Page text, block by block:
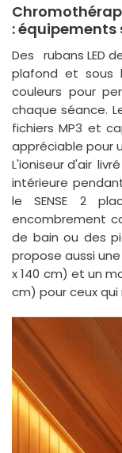
: équipements
Des rubans LED
plafond et sous
couleurs pour
chaque séance.
fichiers MP3 et
appréciable pour
L'ioniseur d'air
intérieure
le SENSE 2
encombrement
de bain ou des
propose aussi une
x 140 cm) et un
cm) pour ceux